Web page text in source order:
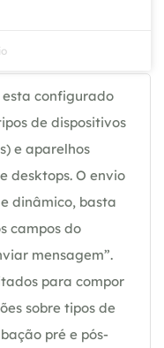
configurado
de dispositivos
e aparelhos
desktops. O envio
dinâmico, basta
campos do
mensagem”.
para compor
sobre tipos de
pré e pós-